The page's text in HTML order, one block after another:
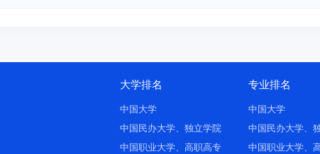
土木工程 11 A
20 B
C+
39 C+
C+
A
135 C+
大学排名
中国大学
中国民办大学、独立学院
中国职业大学、高职高专
专业排名
中国大学
中国民办大学、
中国职业大学、